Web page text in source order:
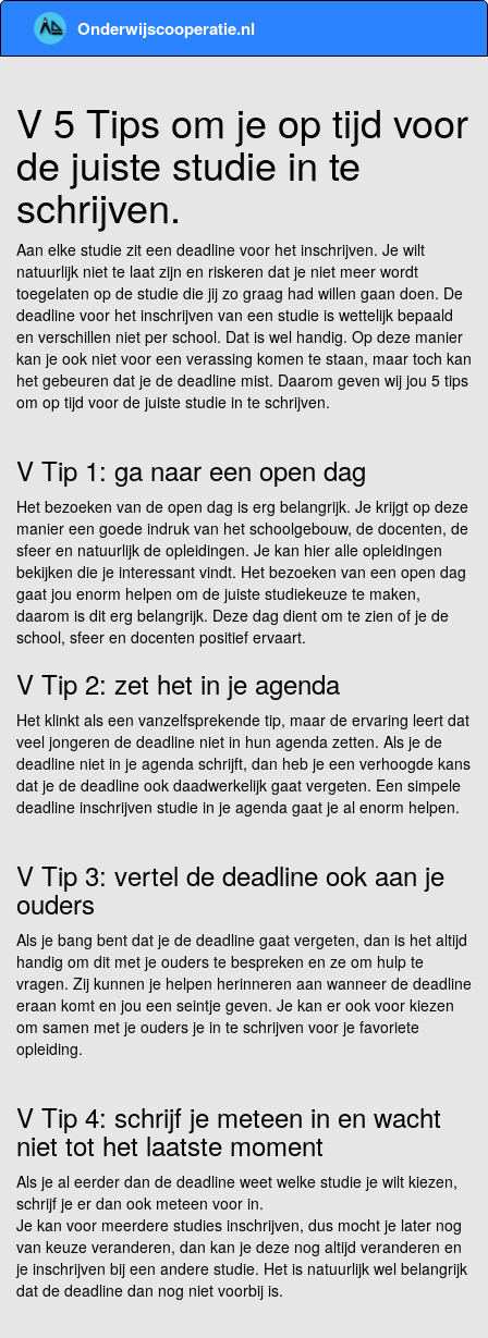
Onderwijscooperatie.nl
V 5 Tips om je op tijd voor
de juiste studie in te
schrijven.
Aan elke studie zit een deadline voor het inschrijven. Je wilt
natuurlijk niet te laat zijn en riskeren dat je niet meer wordt
toegelaten op de studie die jij zo graag had willen gaan doen. De
deadline voor het inschrijven van een studie is wettelijk bepaald
en verschillen niet per school. Dat is wel handig. Op deze manier
kan je ook niet voor een verassing komen te staan, maar toch kan
het gebeuren dat je de deadline mist. Daarom geven wij jou 5 tips
om op tijd voor de juiste studie in te schrijven.
V Tip 1: ga naar een open dag
Het bezoeken van de open dag is erg belangrijk. Je krijgt op deze
manier een goede indruk van het schoolgebouw, de docenten, de
sfeer en natuurlijk de opleidingen. Je kan hier alle opleidingen
bekijken die je interessant vindt. Het bezoeken van een open dag
gaat jou enorm helpen om de juiste studiekeuze te maken,
daarom is dit erg belangrijk. Deze dag dient om te zien of je de
school, sfeer en docenten positief ervaart.
V Tip 2: zet het in je agenda
Het klinkt als een vanzelfsprekende tip, maar de ervaring leert dat
veel jongeren de deadline niet in hun agenda zetten. Als je de
deadline niet in je agenda schrijft, dan heb je een verhoogde kans
dat je de deadline ook daadwerkelijk gaat vergeten. Een simpele
deadline inschrijven studie in je agenda gaat je al enorm helpen.
V Tip 3: vertel de deadline ook aan je
ouders
Als je bang bent dat je de deadline gaat vergeten, dan is het altijd
handig om dit met je ouders te bespreken en ze om hulp te
vragen. Zij kunnen je helpen herinneren aan wanneer de deadline
eraan komt en jou een seintje geven. Je kan er ook voor kiezen
om samen met je ouders je in te schrijven voor je favoriete
opleiding.
V Tip 4: schrijf je meteen in en wacht
niet tot het laatste moment
Als je al eerder dan de deadline weet welke studie je wilt kiezen,
schrijf je er dan ook meteen voor in.
Je kan voor meerdere studies inschrijven, dus mocht je later nog
van keuze veranderen, dan kan je deze nog altijd veranderen en
je inschrijven bij een andere studie. Het is natuurlijk wel belangrijk
dat de deadline dan nog niet voorbij is.